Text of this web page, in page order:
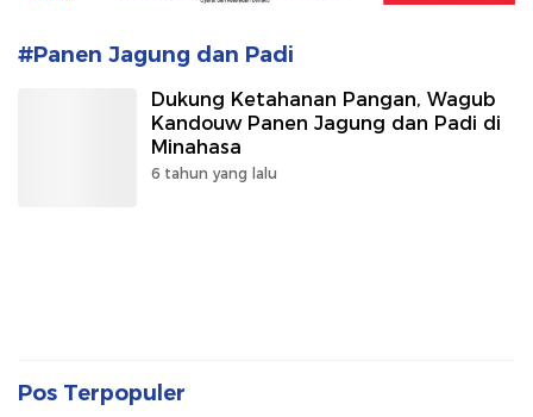
#Panen Jagung dan Padi
Dukung Ketahanan Pangan, Wagub
Kandouw Panen Jagung dan Padi di
Minahasa
6 tahun yang lalu
Pos Terpopuler